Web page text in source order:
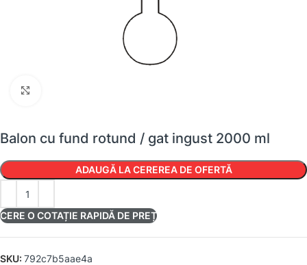
Balon cu fund rotund / gat ingust 2000 ml
ADAUGĂ LA CEREREA DE OFERTĂ
CERE O COTAȚIE RAPIDĂ DE PREȚ
SKU: 792c7b5aae4a